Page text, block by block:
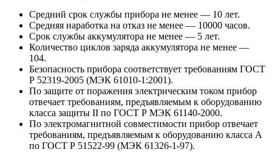
Средний срок службы прибора не менее — 10 лет.
Средняя наработка на отказ не менее — 10000 часов.
Срок службы аккумулятора не менее — 5 лет.
Количество циклов заряда аккумулятора не менее —
104.
Безопасность прибора соответствует требованиям ГОСТ
Р 52319-2005 (МЭК 61010-1:2001).
По защите от поражения электрическим током прибор
отвечает требованиям, предъявляемым к оборудованию
класса защиты II по ГОСТ Р МЭК 61140-2000.
По электромагнитной совместимости прибор отвечает
требованиям, предъявляемым к оборудованию класса А
по ГОСТ Р 51522-99 (МЭК 61326-1-97).